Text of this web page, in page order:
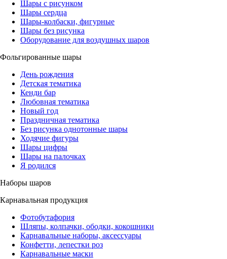
Шары с рисунком
Шары сердца
Шары-колбаски, фигурные
Шары без рисунка
Оборудование для воздушных шаров
Фольгированные шары
День рождения
Детская тематика
Кенди бар
Любовная тематика
Новый год
Праздничная тематика
Без рисунка однотонные шары
Ходячие фигуры
Шары цифры
Шары на палочках
Я родился
Наборы шаров
Карнавальная продукция
Фотобутафория
Шляпы, колпачки, ободки, кокошники
Карнавальные наборы, аксессуары
Конфетти, лепестки роз
Карнавальные маски